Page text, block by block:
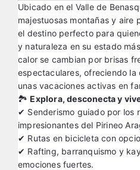
Ubicado en el Valle de
majestuosas montañas y aire
el destino perfecto para
y naturaleza en su estado
calor se cambian por brisas
espectaculares, ofreciendo la
unas vacaciones activas en
🏞️Explora, desconecta y
✔ Senderismo guiado por los
impresionantes del Pirineo
✔ Rutas en bicicleta con
✔ Rafting, barranquismo y
emociones fuertes.